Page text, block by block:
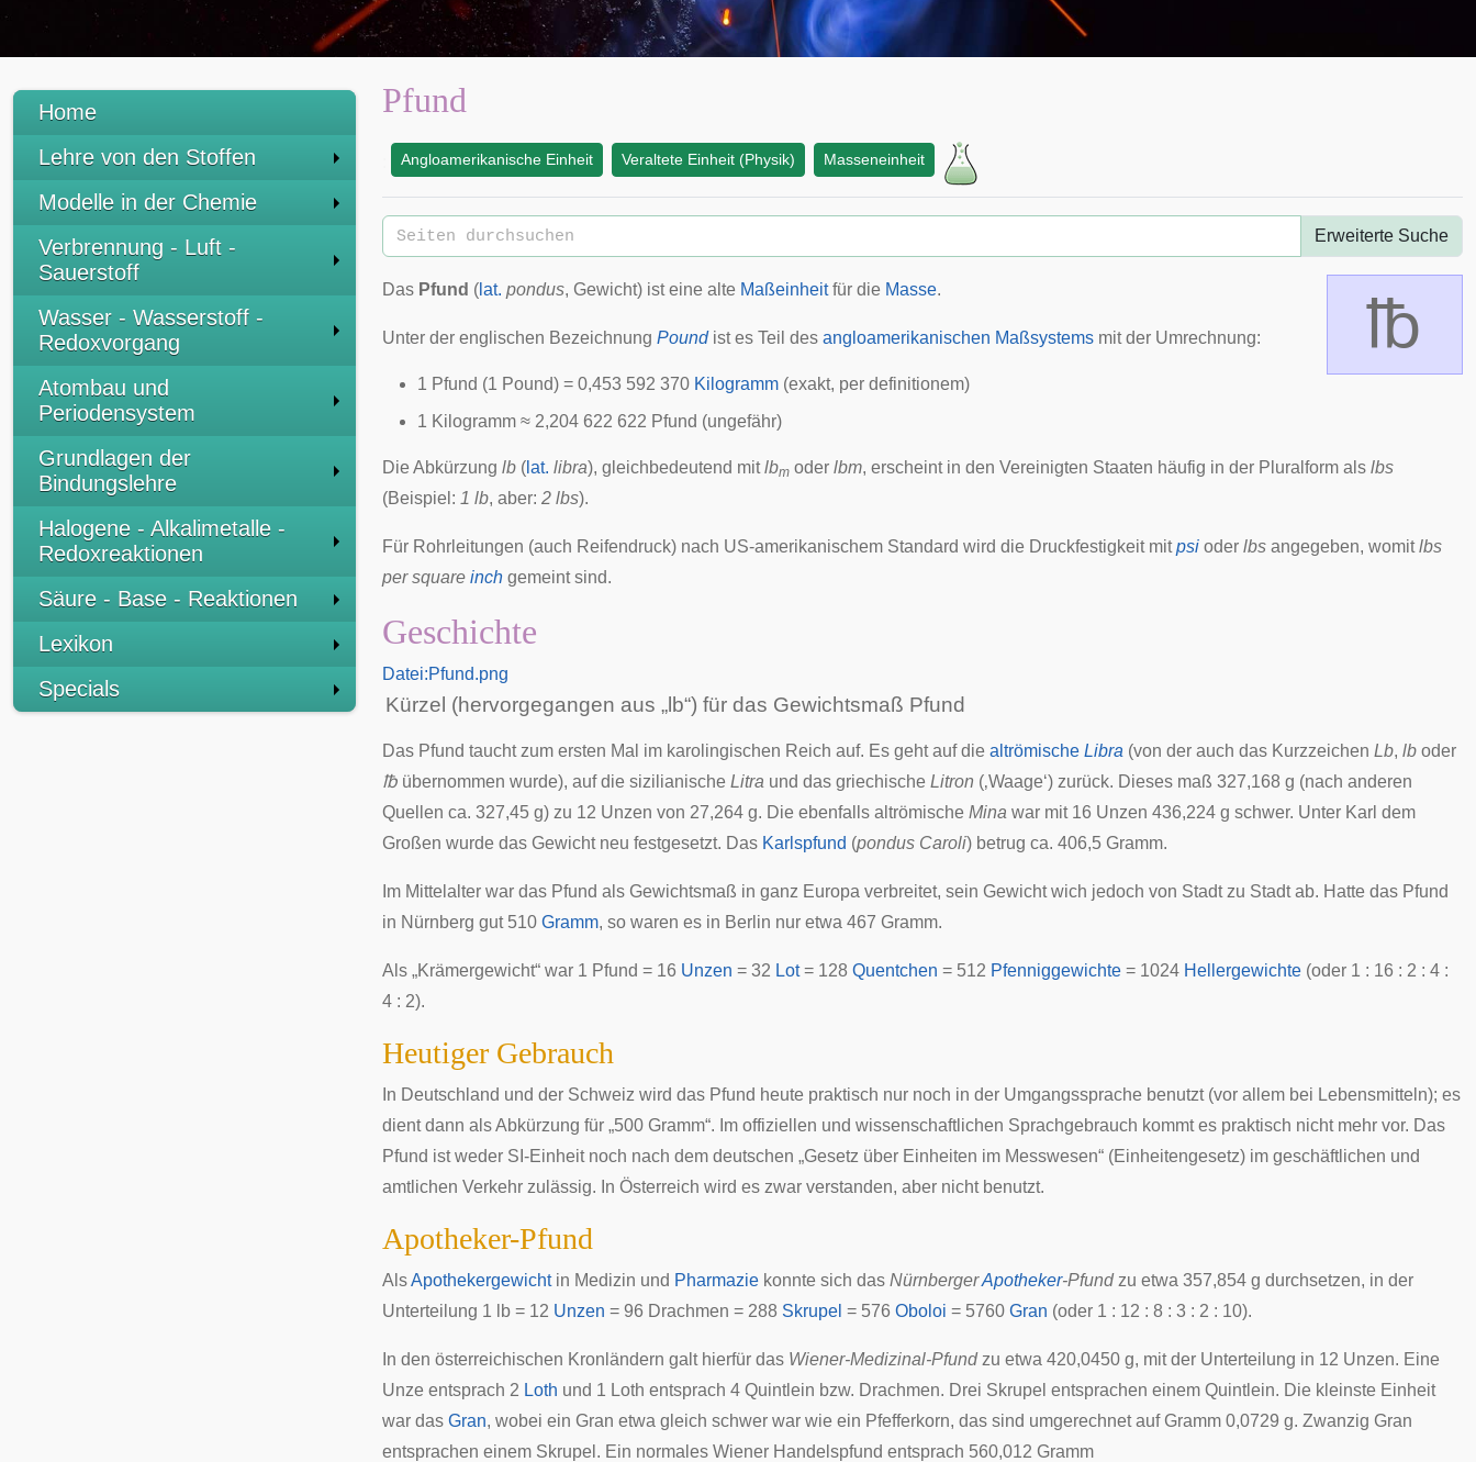
Home
Lehre von den Stoffen
Modelle in der Chemie
Verbrennung - Luft -
Sauerstoff
Wasser - Wasserstoff -
Redoxvorgang
Atombau und
Periodensystem
Grundlagen der
Bindungslehre
Halogene - Alkalimetalle -
Redoxreaktionen
Säure - Base - Reaktionen
Lexikon
Specials
Pfund
Angloamerikanische Einheit Veraltete Einheit (Physik) Masseneinheit
Erweiterte Suche
℔
Das Pfund ( lat. pondus, Gewicht) ist eine alte Maßeinheitfür die Masse.
Unter der englischen Bezeichnung Poundist es Teil des angloamerikanischen Maßsystems mit der Umrechnung:
1 Pfund (1 Pound) = 0,453 592 370 Kilogramm (exakt, per definitionem)
1 Kilogramm ≈ 2,204 622 622 Pfund (ungefähr)
Die Abkürzung lb ( lat. libra), gleichbedeutend mitlbm oder lbm, erscheint in den Vereinigten Staaten häufig in der Pluralform als lbs
(Beispiel: 1 lb, aber: 2 lbs).
Für Rohrleitungen (auch Reifendruck) nach US-amerikanischem Standard wird die Druckfestigkeit mitpsi oder lbs angegeben, womitlbs
per square inch gemeint sind.
Geschichte
Datei:Pfund.png
Kürzel (hervorgegangen aus „lb“) für das Gewichtsmaß Pfund
Das Pfund taucht zum ersten Mal im karolingischen Reich auf. Es geht auf die altrömische Libra (von der auch das Kurzzeichen Lb, lb oder
℔ übernommen wurde), auf die sizilianische Litra und das griechische Litron (‚Waage‘) zurück. Dieses maß 327,168 g (nach anderen
Quellen ca. 327,45 g) zu 12 Unzen von 27,264 g. Die ebenfalls altrömische Mina war mit 16 Unzen 436,224 g schwer. Unter Karl dem
Großen wurde das Gewicht neu festgesetzt. Das Karlspfund (pondus Caroli) betrug ca. 406,5 Gramm.
Im Mittelalter war das Pfund als Gewichtsmaß in ganz Europa verbreitet, sein Gewicht wich jedoch von Stadtzu Stadt ab. Hatte das Pfund
in Nürnberg gut 510 Gramm, so waren es in Berlin nur etwa 467 Gramm.
Als „Krämergewicht“ war 1 Pfund = 16 Unzen = 32 Lot= 128 Quentchen = 512 Pfenniggewichte = 1024 Hellergewichte (oder 1 : 16 : 2 : 4 :
4 : 2).
Heutiger Gebrauch
In Deutschland und der Schweiz wird das Pfund heute praktisch nur noch in der Umgangssprache benutzt (vor allem bei Lebensmitteln); es
dient dann als Abkürzung für „500 Gramm“. Im offiziellen und wissenschaftlichen Sprachgebrauch kommt es praktisch nicht mehr vor. Das
Pfund ist weder SI-Einheitnoch nach dem deutschen „Gesetz über Einheiten im Messwesen“ (Einheitengesetz) im geschäftlichen und
amtlichen Verkehr zulässig. In Österreich wird es zwar verstanden, aber nicht benutzt.
Apotheker-Pfund
AlsApothekergewichtin Medizin und Pharmazie konnte sich das NürnbergerApotheker-Pfundzu etwa 357,854 g durchsetzen, in der
Unterteilung 1 lb = 12 Unzen = 96 Drachmen = 288 Skrupel = 576 Oboloi = 5760 Gran (oder 1 : 12 : 8 : 3 : 2 : 10).
In den österreichischen Kronländern galt hierfür das Wiener-Medizinal-Pfundzu etwa 420,0450 g, mit der Unterteilung in 12 Unzen. Eine
Unze entsprach 2 Loth und 1 Loth entsprach 4 Quintlein bzw. Drachmen. Drei Skrupel entsprachen einem Quintlein. Die kleinste Einheit
war das Gran, wobei ein Gran etwa gleich schwer war wie ein Pfefferkorn, das sind umgerechnet auf Gramm 0,0729 g. Zwanzig Gran
entsprachen einem Skrupel. Ein normales Wiener Handelspfund entsprach 560,012 Gramm